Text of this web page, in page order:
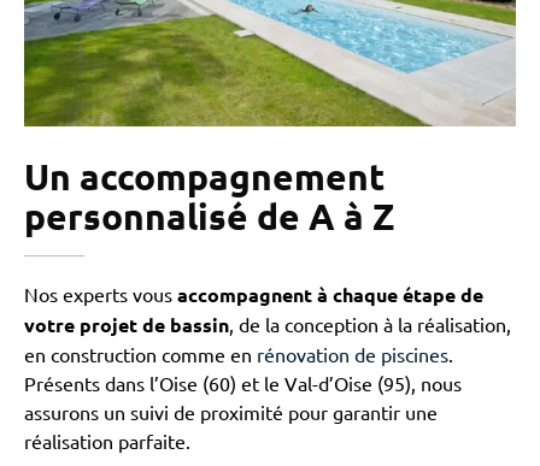
Un accompagnement
personnalisé de A à Z
Nos experts vous accompagnent à chaque étape de
votre projet de bassin, de la conception à la réalisation,
en construction comme en rénovation de piscines.
Présents dans l’Oise (60) et le Val-d’Oise (95), nous
assurons un suivi de proximité pour garantir une
réalisation parfaite.